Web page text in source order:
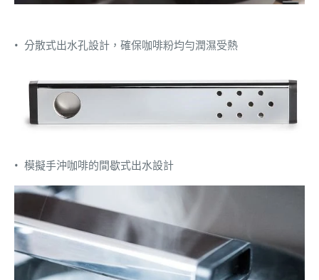
• 分散式出水孔設計，確保咖啡粉均勻潤濕受熱
• 模擬手沖咖啡的間歇式出水設計